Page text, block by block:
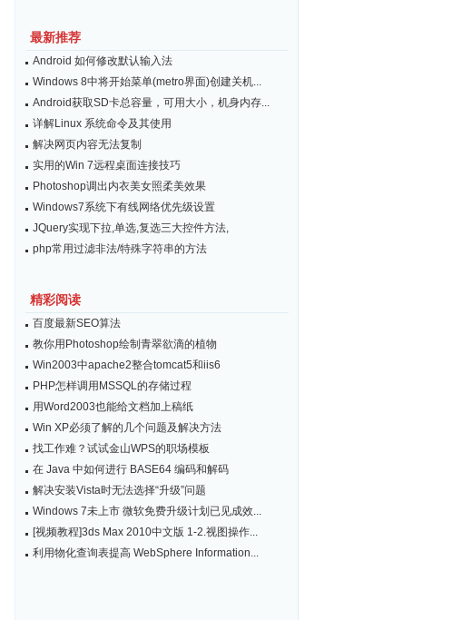
最新推荐
Android 如何修改默认输入法
Windows 8中将开始菜单(metro界面)创建关机...
Android获取SD卡总容量，可用大小，机身内存...
详解Linux 系统命令及其使用
解决网页内容无法复制
实用的Win 7远程桌面连接技巧
Photoshop调出内衣美女照柔美效果
Windows7系统下有线网络优先级设置
JQuery实现下拉,单选,复选三大控件方法,
php常用过滤非法/特殊字符串的方法
精彩阅读
百度最新SEO算法
教你用Photoshop绘制青翠欲滴的植物
Win2003中apache2整合tomcat5和iis6
PHP怎样调用MSSQL的存储过程
用Word2003也能给文档加上稿纸
Win XP必须了解的几个问题及解决方法
找工作难？试试金山WPS的职场模板
在 Java 中如何进行 BASE64 编码和解码
解决安装Vista时无法选择“升级”问题
Windows 7未上市 微软免费升级计划已见成效...
[视频教程]3ds Max 2010中文版 1-2.视图操作...
利用物化查询表提高 WebSphere Information...